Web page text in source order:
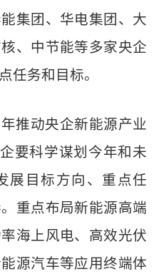
集团、华电集团、大
、中节能等多家央企
任务和目标。
推动央企新能源产业
要科学谋划今年和未
展目标方向、重点任
重点布局新能源高端
海上风电、高效光伏
源汽车等应用终端体